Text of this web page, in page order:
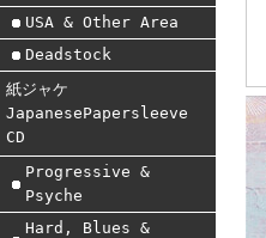
USA & Other Area
Deadstock
紙ジャケ
JapanesePapersleeve
CD
Progressive &
Psyche
Hard, Blues &